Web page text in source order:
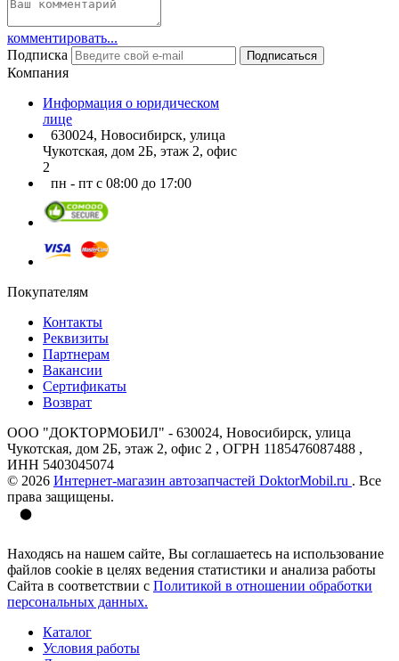
комментировать...
Подписка
Подписаться
Компания
Информация о юридическом
лице
630024, Новосибирск, улица
Чукотская, дом 2Б, этаж 2, офис
2
пн - пт с 08:00 до 17:00
Покупателям
Контакты
Реквизиты
Партнерам
Вакансии
Сертификаты
Возврат
ООО "ДОКТОРМОБИЛ" - 630024, Новосибирск, улица
Чукотская, дом 2Б, этаж 2, офис 2 , ОГРН 1185476087488 ,
ИНН 5403045074
© 2026 Интернет-магазин автозапчастей DoktorMobil.ru . Все
права защищены.
Находясь на нашем сайте, Вы соглашаетесь на использование
файлов cookie в целях ведения статистики и анализа работы
Сайта в соответствии с Политикой в отношении обработки
персональных данных.
Каталог
Условия работы